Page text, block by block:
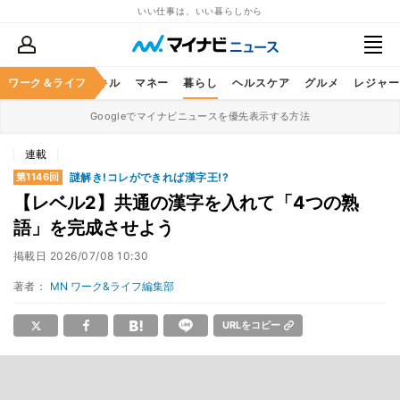
いい仕事は、いい暮らしから
ワーク＆ライフ
ア ビジネススキル マネー 暮らし ヘルスケア グルメ レジャー
Googleでマイナビニュースを優先表示する方法
連載
第1146回 謎解き!コレができれば漢字王!?
【レベル2】共通の漢字を入れて「4つの熟
語」を完成させよう
掲載日 2026/07/08 10:30
著者： MN ワーク&ライフ編集部
URLをコピー